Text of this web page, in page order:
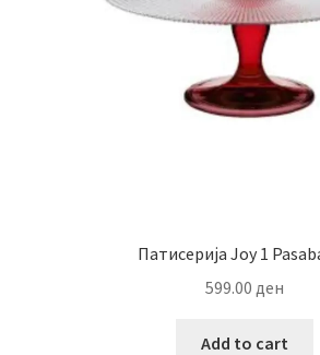
Патисерија Joy 1
599.00 ден
Add to cart